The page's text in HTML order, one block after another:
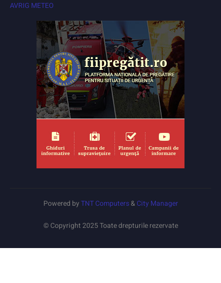
AVRIG METEO
Powered byTNT Computers&City Manager
© Copyright 2025 Toate drepturile rezervate